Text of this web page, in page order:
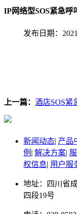
IP网络型SOS紧急呼
发布日期：
上一篇： 酒店SOS紧
新闻动态| 产品
例 | 解决方案|
权信息| 用户服
地址：四川省
四段19号